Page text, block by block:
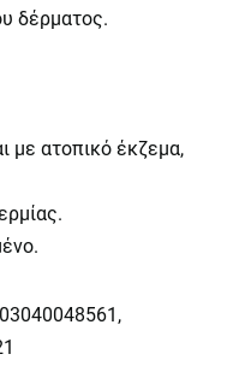
δέρματος.
με ατοπικό έκζεμα,